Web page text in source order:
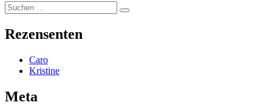
Suchen
nach:
Suchen
Rezensenten
Caro
Kristine
Meta